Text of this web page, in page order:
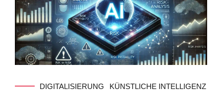
DIGITALISIERUNG KÜNSTLICHE INTELLIGENZ